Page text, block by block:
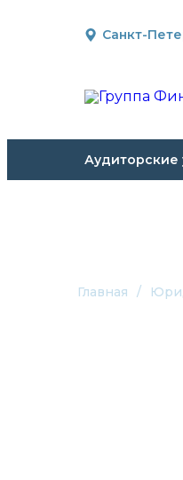
Санкт-
Аудиторские
Главная /